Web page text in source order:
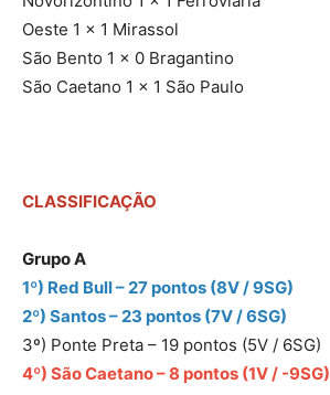
Oeste 1 x 1 Mirassol
São Bento 1 x 0 Bragantino
São Caetano 1 x 1 São Paulo
CLASSIFICAÇÃO
Grupo A
1º) Red Bull – 27 pontos (8V / 9SG)
2º) Santos – 23 pontos (7V / 6SG)
3º) Ponte Preta – 19 pontos (5V / 6SG)
4º) São Caetano – 8 pontos (1V / -9SG)